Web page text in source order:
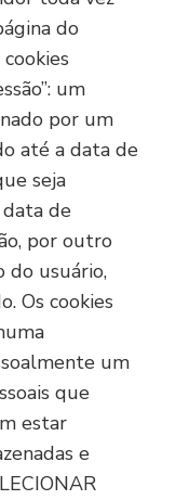
do
um
por um
até a data de
seja
de
por outro
do usuário,
Os cookies
um
que
estar
e